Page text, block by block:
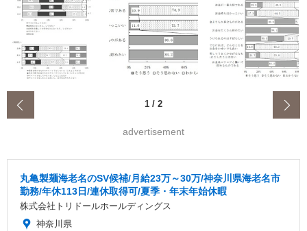
1 / 2
advertisement
丸亀製麺海老名のSV候補/月給23万～30万/神奈川県海老名市
勤務/年休113日/連休取得可/夏季・年末年始休暇
株式会社トリドールホールディングス
神奈川県